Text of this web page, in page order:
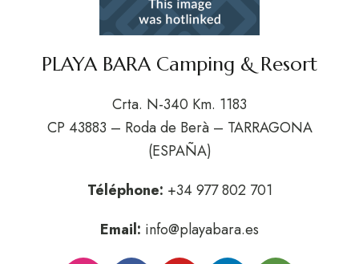
PLAYA BARA Camping & Resort
Crta. N-340 Km. 1183
CP 43883 – Roda de Berà – TARRAGONA
(ESPAÑA)
Téléphone: +34 977 802 701
Email: info@playabara.es